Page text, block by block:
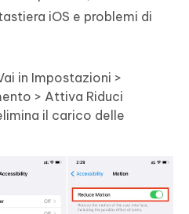
iOS e problemi di
in Impostazioni >
> Attiva Riduci
il carico delle